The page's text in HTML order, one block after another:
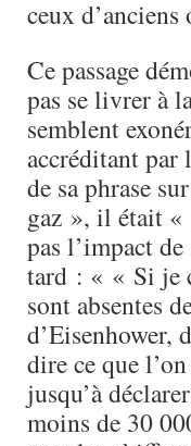
ceux
Ce passage
pas se livrer à
semblent
accréditant par
de sa phrase
gaz », il était «
pas l’impact
tard : « « Si je
sont absentes
d’Eisenhower,
dire ce que
jusqu’à
moins de 30